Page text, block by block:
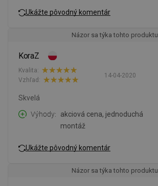
Ukážte pôvodný komentár
Názor sa týka tohto produktu
KoraZ
14-04-2020
Kvalita:
Vzhľad:
Skvelá
Výhody
akciová cena, jednoduchá
montáž
Ukážte pôvodný komentár
Názor sa týka tohto produktu